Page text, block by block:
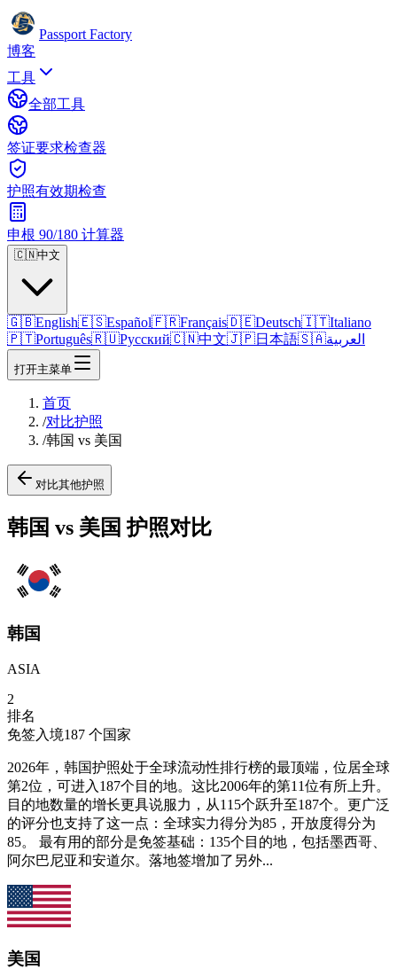
Passport Factory
博客
工具
全部工具
签证要求检查器
护照有效期检查
申根 90/180 计算器
🇨🇳中文
🇬🇧English🇪🇸Español🇫🇷Français🇩🇪Deutsch🇮🇹Italiano
🇵🇹Português🇷🇺Русский🇨🇳中文🇯🇵日本語🇸🇦العربية
打开主菜单
首页
/对比护照
/韩国 vs 美国
对比其他护照
韩国 vs 美国 护照对比
韩国
ASIA
2
排名
免签入境187 个国家
2026年，韩国护照处于全球流动性排行榜的最顶端，位居全球
第2位，可进入187个目的地。这比2006年的第11位有所上升。
目的地数量的增长更具说服力，从115个跃升至187个。更广泛
的评分也支持了这一点：全球实力得分为85，开放度得分为
85。 最有用的部分是免签基础：135个目的地，包括墨西哥、
阿尔巴尼亚和安道尔。落地签增加了另外...
美国